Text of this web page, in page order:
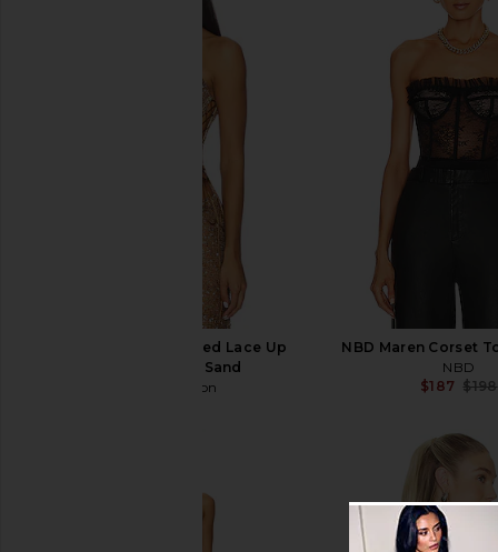
Jaded London Draped Lace Up
Corset Top in Sand
Jaded London
NBD Maren Corset
NBD
$187 $198